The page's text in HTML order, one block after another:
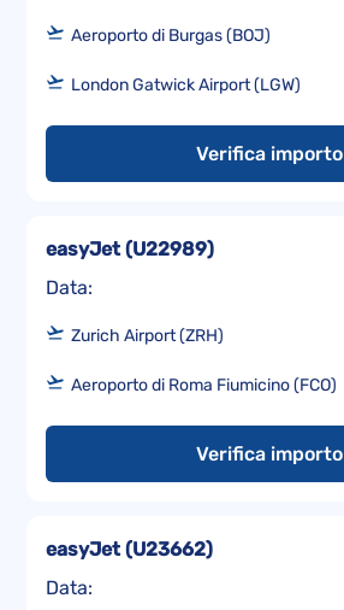
Aeroporto di Burgas (BOJ)
London Gatwick Airport (LGW)
Verifica importo
Data:
easyJet(U22989)
Zurich Airport (ZRH)
Aeroporto di Roma Fiumicino (FCO)
Verifica importo
Data:
easyJet(U23662)